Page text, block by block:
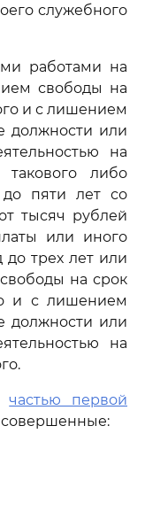
служебного
работами на
свободы на
и с лишением
должности или
на
либо
пяти лет со
тысяч рублей
или иного
до трех лет или
на срок
и с лишением
должности или
на
частью первой
совершенные: